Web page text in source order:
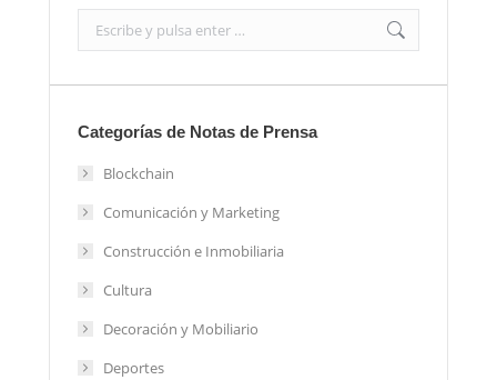
Categorías de Notas de Prensa
Blockchain
Comunicación y Marketing
Construcción e Inmobiliaria
Cultura
Decoración y Mobiliario
Deportes